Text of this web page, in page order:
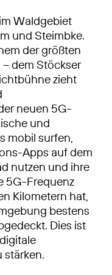
Waldgebiet
und Steimbke.
der größten
dem Stöckser
zieht
neuen 5G-
und
mobil surfen,
Apps auf dem
nutzen und ihre
5G-Frequenz
Kilometern hat,
bestens
Dies ist
stärken.